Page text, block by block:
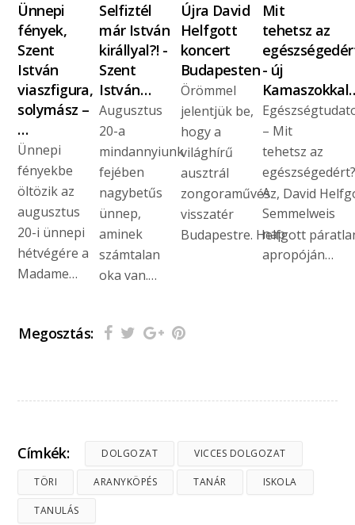
Ünnepi
fények,
Szent
István
viaszfigura,
solymász –
…
Ünnepi
fényekbe
öltözik az
augusztus
20-i ünnepi
hétvégére a
Madame…
Selfiztél
már István
királlyal?! -
Szent
István…
Augusztus
20-a
mindannyiunk
fejében
nagybetűs
ünnep,
aminek
számtalan
oka van.…
Újra David
Helfgott
koncert
Budapesten
Örömmel
jelentjük be,
hogy a
világhírű
ausztrál
zongoraművész, David
visszatér
Budapestre. Helfgott
Mit
tehetsz az
- új
– Mit
tehetsz az
egészségedért?
A
Semmelweis
nap
apropóján…
Megosztás:
Címkék: DOLGOZAT VICCES DOLGOZAT
TÖRI ARANYKÖPÉS TANÁR ISKOLA
TANULÁS